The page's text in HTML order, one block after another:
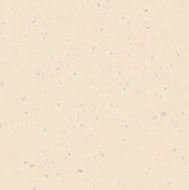
адресата filter
filter
filter
/ друг filter